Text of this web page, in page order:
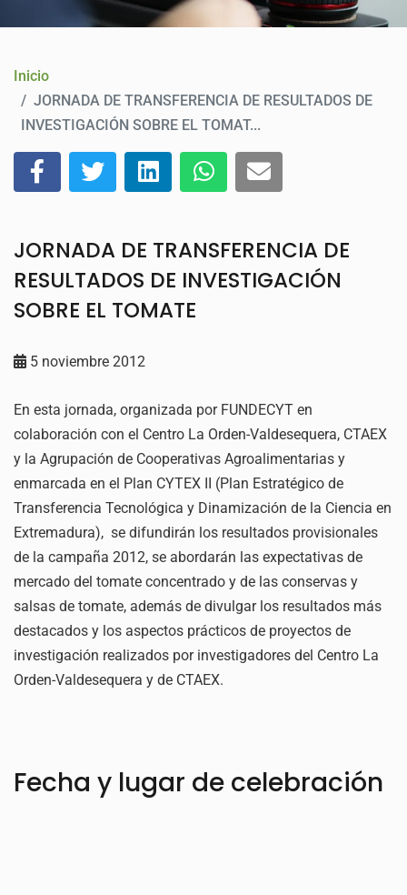
CONTACTO
Inicio
JORNADA DE TRANSFERENCIA DE RESULTADOS DE
INVESTIGACIÓN SOBRE EL TOMAT...
JORNADA DE TRANSFERENCIA DE
RESULTADOS DE INVESTIGACIÓN
SOBRE EL TOMATE
5 noviembre 2012
En esta jornada, organizada por FUNDECYT en
colaboración con el Centro La Orden-Valdesequera, CTAEX
y la Agrupación de Cooperativas Agroalimentarias y
enmarcada en el Plan CYTEX II (Plan Estratégico de
Transferencia Tecnológica y Dinamización de la Ciencia en
Extremadura), se difundirán los resultados provisionales
de la campaña 2012, se abordarán las expectativas de
mercado del tomate concentrado y de las conservas y
salsas de tomate, además de divulgar los resultados más
destacados y los aspectos prácticos de proyectos de
investigación realizados por investigadores del Centro La
Orden-Valdesequera y de CTAEX.
Fecha y lugar de celebración